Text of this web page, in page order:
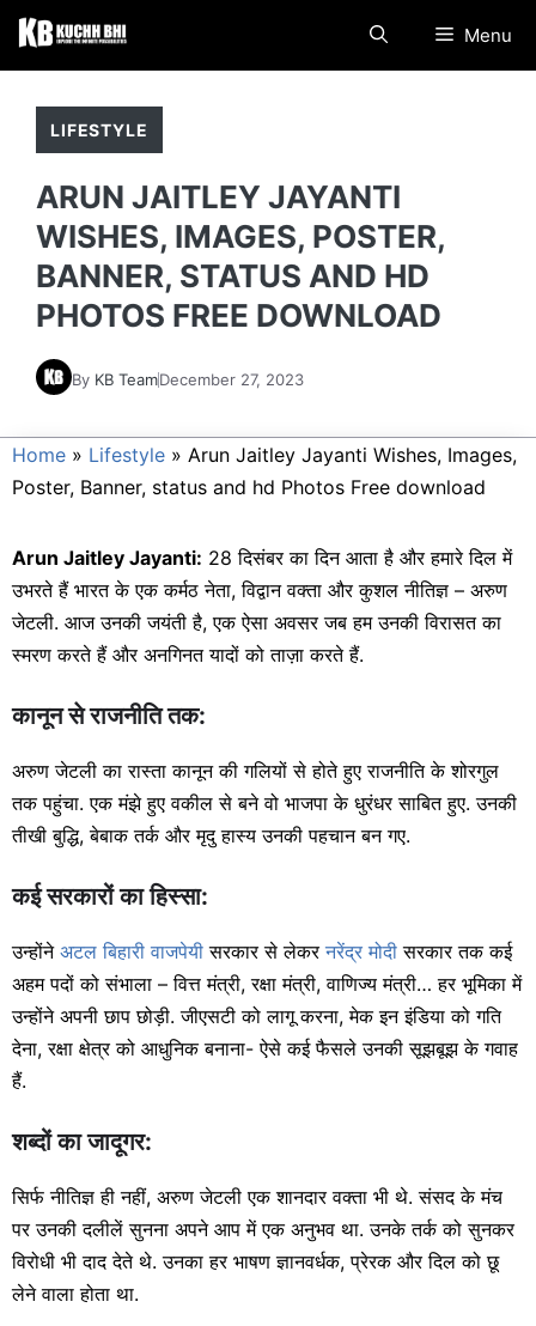
Skip
Menu
LIFESTYLE
ARUN JAITLEY JAYANTI
WISHES, IMAGES, POSTER,
BANNER, STATUS AND HD
PHOTOS FREE DOWNLOAD
By KB TeamDecember 27, 2023
Home » Lifestyle » Arun Jaitley Jayanti Wishes, Images,
Poster, Banner, status and hd Photos Free download
Arun Jaitley Jayanti: 28 दिसंबर का दिन आता है और हमारे दिल में
उभरते हैं भारत के एक कर्मठ नेता, विद्वान वक्ता और कुशल नीतिज्ञ – अरुण
जेटली. आज उनकी जयंती है, एक ऐसा अवसर जब हम उनकी विरासत का
स्मरण करते हैं और अनगिनत यादों को ताज़ा करते हैं.
कानून से राजनीति तक:
अरुण जेटली का रास्ता कानून की गलियों से होते हुए राजनीति के शोरगुल
तक पहुंचा. एक मंझे हुए वकील से बने वो भाजपा के धुरंधर साबित हुए. उनकी
तीखी बुद्धि, बेबाक तर्क और मृदु हास्य उनकी पहचान बन गए.
कई सरकारों का हिस्सा:
उन्होंने अटल बिहारी वाजपेयी सरकार से लेकरनरेंद्र मोदी सरकार तक कई
अहम पदों को संभाला – वित्त मंत्री, रक्षा मंत्री, वाणिज्य मंत्री… हर भूमिका में
उन्होंने अपनी छाप छोड़ी. जीएसटी को लागू करना, मेक इन इंडिया को गति
देना, रक्षा क्षेत्र को आधुनिक बनाना- ऐसे कई फैसले उनकी सूझबूझ के गवाह
हैं.
शब्दों का जादूगर:
सिर्फ नीतिज्ञ ही नहीं, अरुण जेटली एक शानदार वक्ता भी थे. संसद के मंच
पर उनकी दलीलें सुनना अपने आप में एक अनुभव था. उनके तर्क को सुनकर
विरोधी भी दाद देते थे. उनका हर भाषण ज्ञानवर्धक, प्रेरक और दिल को छू
लेने वाला होता था.